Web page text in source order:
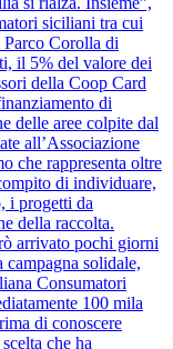
siciliani tra cui
Corolla di
il 5% del valore dei
della Coop Card
di
delle aree colpite dal
all’Associazione
che rappresenta oltre
di individuare,
i progetti da
della raccolta.
arrivato pochi giorni
solidale,
Consumatori
100 mila
di conoscere
che ha